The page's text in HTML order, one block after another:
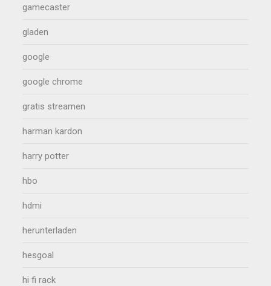
gamecaster
gladen
google
google chrome
gratis streamen
harman kardon
harry potter
hbo
hdmi
herunterladen
hesgoal
hi fi rack